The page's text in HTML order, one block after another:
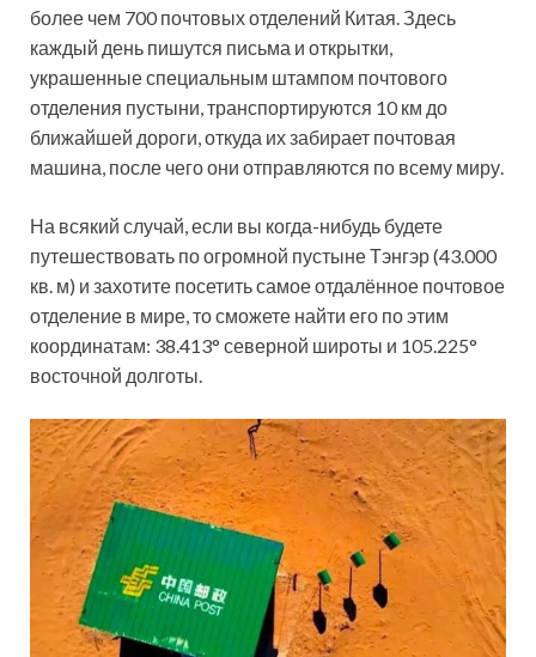
более чем 700 почтовых отделений Китая. Здесь
каждый день пишутся письма и открытки,
украшенные специальным штампом почтового
отделения пустыни, транспортируются 10 км до
ближайшей дороги, откуда их забирает почтовая
машина, после чего они отправляются по всему миру.
На всякий случай, если вы когда-нибудь будете
путешествовать по огромной пустыне Тэнгэр (43.000
кв. м) и захотите посетить самое отдалённое почтовое
отделение в мире, то сможете найти его по этим
координатам: 38.413° северной широты и 105.225°
восточной долготы.